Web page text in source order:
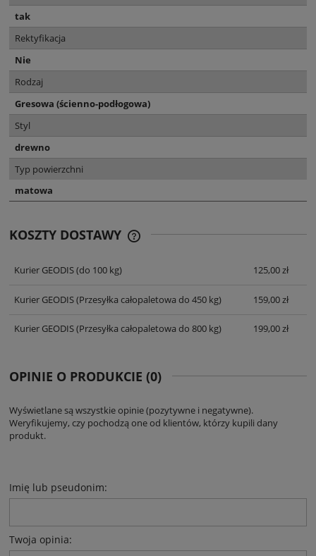
tak
Rektyfikacja
Nie
Rodzaj
Gresowa (ścienno-podłogowa)
Styl
drewno
Typ powierzchni
matowa
KOSZTY DOSTAWY
Kurier GEODIS(do 100 kg) 125,00 zł
Kurier GEODIS(Przesyłka całopaletowa do 450 kg) 159,00 zł
Kurier GEODIS(Przesyłka całopaletowa do 800 kg) 199,00 zł
OPINIE O PRODUKCIE (0)
Wyświetlane są wszystkie opinie (pozytywne i negatywne).
Weryfikujemy, czy pochodzą one od klientów, którzy kupili dany
produkt.
Imię lub pseudonim:
Twoja opinia: